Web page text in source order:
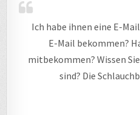
Ich habe ihnen eine E-
E-Mail bekommen?
mitbekommen? Wissen
sind? Die